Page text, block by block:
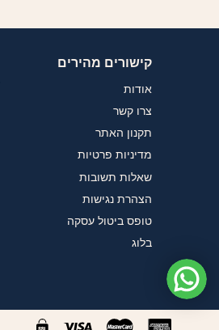
קישורים מהירים
אודות
צרו קשר
תקנון האתר
מדיניות פרטיות
שאלות תשובות
הצהרת נגישות
טופס ביטול עסקה
בלוג